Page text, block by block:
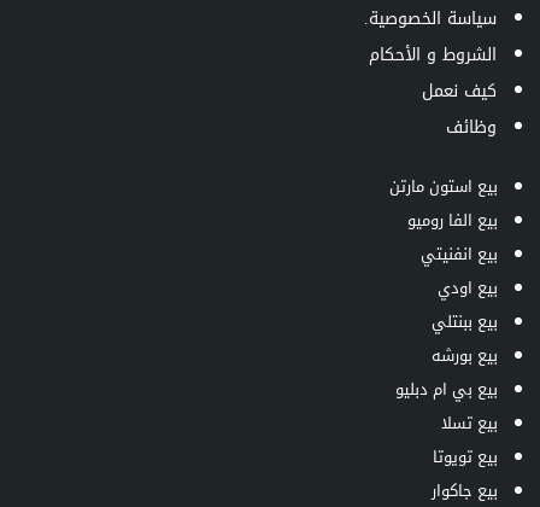
سياسة الخصوصية.
الشروط و الأحكام
كيف نعمل
وظائف
بيع استون مارتن
بيع الفا روميو
بيع انفنيتي
بيع اودي
بيع ببنتلي
بيع بورشه
بيع بي ام دبليو
بيع تسلا
بيع تويوتا
بيع جاكوار